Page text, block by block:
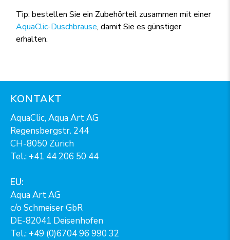
Tip: bestellen Sie ein Zubehörteil zusammen mit einer
AquaClic-Duschbrause, damit Sie es günstiger
erhalten.
KONTAKT
AquaClic, Aqua Art AG
Regensbergstr. 244
CH-8050 Zürich
Tel.: +41 44 206 50 44
EU:
Aqua Art AG
c/o Schmeiser GbR
DE-82041 Deisenhofen
Tel.: +49 (0)6704 96 990 32